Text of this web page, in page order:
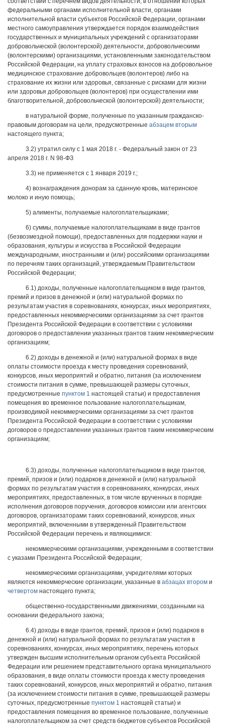
федеральными органами исполнительной власти, органами
исполнительной власти субъектов Российской Федерации, органами
местного самоуправления утверждается порядок взаимодействия
государственных и муниципальных учреждений с организаторами
добровольческой (волонтерской) деятельности, добровольческими
(волонтерскими) организациями, установленными законодательством
Российской Федерации, на уплату страховых взносов на добровольное
медицинское страхование добровольцев (волонтеров) либо на
страхование их жизни или здоровья, связанные с рисками для жизни
или здоровья добровольцев (волонтеров) при осуществлении ими
благотворительной, добровольческой (волонтерской) деятельности;
в натуральной форме, полученные по указанным гражданско-
правовым договорам на цели, предусмотренные абзацем вторым
настоящего пункта;
3.2) утратил силу с 1 мая 2018 г. - Федеральный закон от 23
апреля 2018 г. N 98-ФЗ
3.3) не применяется с 1 января 2019 г.;
4) вознаграждения донорам за сданную кровь, материнское
молоко и иную помощь;
5) алименты, получаемые налогоплательщиками;
6) суммы, получаемые налогоплательщиками в виде грантов
(безвозмездной помощи), предоставленных для поддержки науки и
образования, культуры и искусства в Российской Федерации
международными, иностранными и (или) российскими организациями
по перечням таких организаций, утверждаемым Правительством
Российской Федерации;
6.1) доходы, полученные налогоплательщиком в виде грантов,
премий и призов в денежной и (или) натуральной формах по
результатам участия в соревнованиях, конкурсах, иных мероприятиях,
предоставленных некоммерческими организациями за счет грантов
Президента Российской Федерации в соответствии с условиями
договоров о предоставлении указанных грантов таким некоммерческим
организациям;
6.2) доходы в денежной и (или) натуральной формах в виде
оплаты стоимости проезда к месту проведения соревнований,
конкурсов, иных мероприятий и обратно, питания (за исключением
стоимости питания в сумме, превышающей размеры суточных,
предусмотренные пунктом 1 настоящей статьи) и предоставления
помещения во временное пользование налогоплательщикам,
производимой некоммерческими организациями за счет грантов
Президента Российской Федерации в соответствии с условиями
договоров о предоставлении указанных грантов таким некоммерческим
организациям;
6.3) доходы, полученные налогоплательщиком в виде грантов,
премий, призов и (или) подарков в денежной и (или) натуральной
формах по результатам участия в соревнованиях, конкурсах, иных
мероприятиях, предоставленных, в том числе врученных в порядке
исполнения договоров поручения, договоров комиссии или агентских
договоров, организаторами таких соревнований, конкурсов, иных
мероприятий, включенными в утвержденный Правительством
Российской Федерации перечень и являющимися:
некоммерческими организациями, учрежденными в соответствии
с указами Президента Российской Федерации;
некоммерческими организациями, учредителями которых
являются некоммерческие организации, указанные в абзацах втором и
четвертом настоящего пункта;
общественно-государственными движениями, созданными на
основании федерального закона;
6.4) доходы в виде грантов, премий, призов и (или) подарков в
денежной и (или) натуральной формах по результатам участия в
соревнованиях, конкурсах, иных мероприятиях, перечень которых
утвержден высшим исполнительным органом субъекта Российской
Федерации или решением представительного органа муниципального
образования, в виде оплаты стоимости проезда к месту проведения
таких соревнований, конкурсов, иных мероприятий и обратно, питания
(за исключением стоимости питания в сумме, превышающей размеры
суточных, предусмотренные пунктом 1 настоящей статьи) и
предоставления помещения во временное пользование, полученные
налогоплательщиком за счет средств бюджетов субъектов Российской